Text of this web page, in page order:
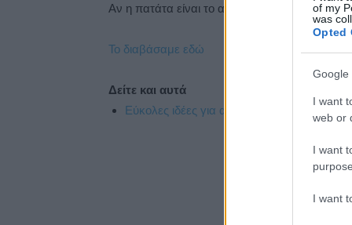
of my
was
Opted
Google
I want
web or
I want
I want
Αν η πατάτα είναι το αγαπημένο σας φαγητό,
Το διαβάσαμε εδώ
Δείτε και αυτά
Εύκολες ιδέες για αρχάριους: εκλεκτικό